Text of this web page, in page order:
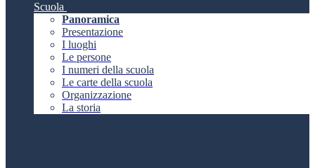
Scuola
Panoramica
Presentazione
I luoghi
Le persone
I numeri della scuola
Le carte della scuola
Organizzazione
La storia